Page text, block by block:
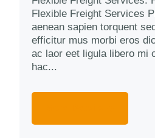
Flexible Freight Services
aenean sapien torquent
efficitur mus morbi eros
ac laor eet ligula libero mi
hac...